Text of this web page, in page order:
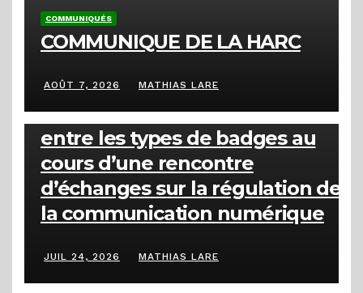
COMMUNIQUÉS
COMMUNIQUE DE LA HARC
AOÛT 7, 2026 MATHIAS LARE
ACTUALITÉS
La HARC clarifie la distinction
entre les types de badges au
cours d’une rencontre
d’échanges sur la régulation de
la communication numérique
JUIL 24, 2026 MATHIAS LARE
COMMUNIQUÉS